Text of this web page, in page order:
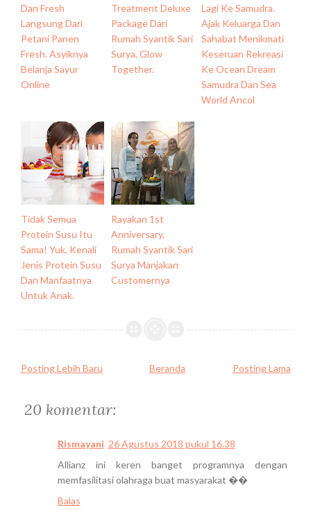
Dan Fresh
Langsung Dari
Petani Panen
Fresh. Asyiknya
Belanja Sayur
Online
Treatment Deluxe
Package Dari
Rumah Syantik Sari
Surya, Glow
Together.
Lagi Ke Samudra.
Ajak Keluarga Dan
Sahabat Menikmati
Keseruan Rekreasi
Ke Ocean Dream
Samudra Dan Sea
World Ancol
Tidak Semua
Protein Susu Itu
Sama! Yuk, Kenali
Jenis Protein Susu
Dan Manfaatnya
Untuk Anak.
Rayakan 1st
Anniversary,
Rumah Syantik Sari
Surya Manjakan
Customernya
Posting Lebih Baru Posting Lama
Beranda
20 komentar:
Rismayani 26 Agustus 2018 pukul 16.38
Allianz ini keren banget programnya dengan
memfasilitasi olahraga buat masyarakat ��
Balas